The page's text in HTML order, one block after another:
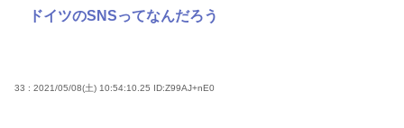
ドイツのSNSってなんだろう
33 : 2021/05/08(土) 10:54:10.25 ID:Z99AJ+nE0